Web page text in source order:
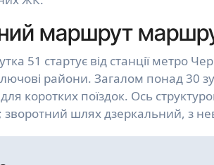
маршрут
51 стартує від станції метро
райони. Загалом понад 30
коротких поїздок. Ось
зворотний шлях дзеркальний, з